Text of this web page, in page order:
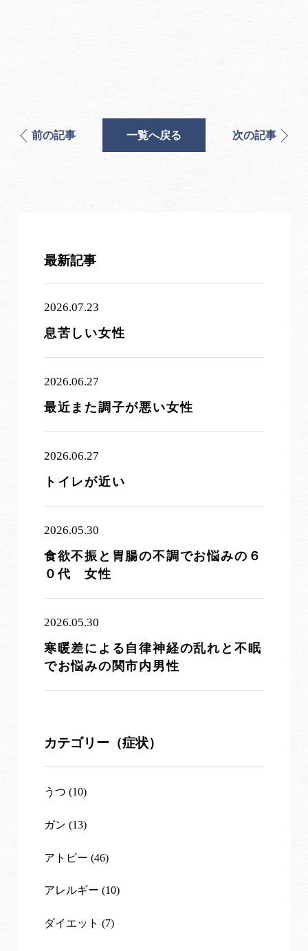
前の記事 一覧へ戻る 次の記事
最新記事
2026.07.23
息苦しい女性
2026.06.27
最近また調子が悪い女性
2026.06.27
トイレが近い
2026.05.30
食欲不振と胃腸の不調でお悩みの６
０代 女性
2026.05.30
寒暖差による自律神経の乱れと不眠
でお悩みの関市内男性
カテゴリー（症状）
うつ (10)
ガン (13)
アトピー (46)
アレルギー (10)
ダイエット (7)